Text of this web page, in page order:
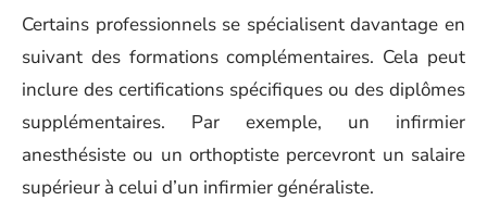
Certains professionnels se spécialisent davantage en
suivant des formations complémentaires. Cela peut
inclure des certifications spécifiques ou des diplômes
supplémentaires. Par exemple, un infirmier
anesthésiste ou un orthoptiste percevront un salaire
supérieur à celui d’un infirmier généraliste.